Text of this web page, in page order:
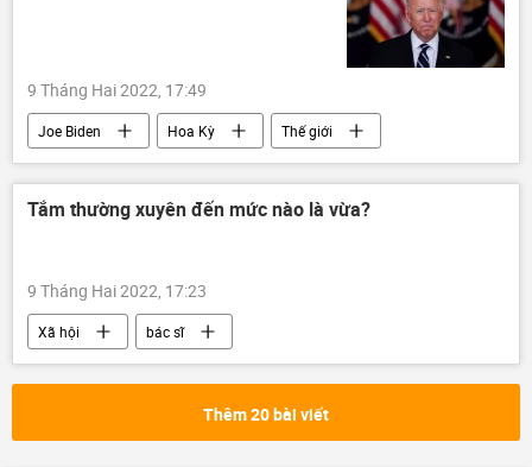
9 Tháng Hai 2022, 17:49
Joe Biden Hoa Kỳ
Thế giới
Vladimir Putin
Quan điểm-Ý kiến
Tắm thường xuyên đến mức nào là vừa?
9 Tháng Hai 2022, 17:23
Xã hội bác sĩ
Thêm 20 bài viết